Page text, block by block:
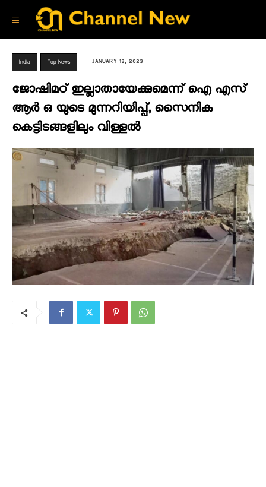
India Top News JANUARY 13, 2023
ജോഷിമഠ് ഇല്ലാതായേക്കുമെന്ന് ഐ എസ്
ആർ ഒ യുടെ മുന്നറിയിപ്പ്, സൈനിക
കെട്ടിടങ്ങളിലും വിള്ളല്‍